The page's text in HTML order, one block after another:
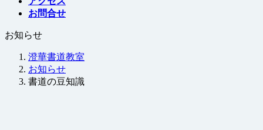
お問合せ
お知らせ
澄華書道教室
お知らせ
書道の豆知識